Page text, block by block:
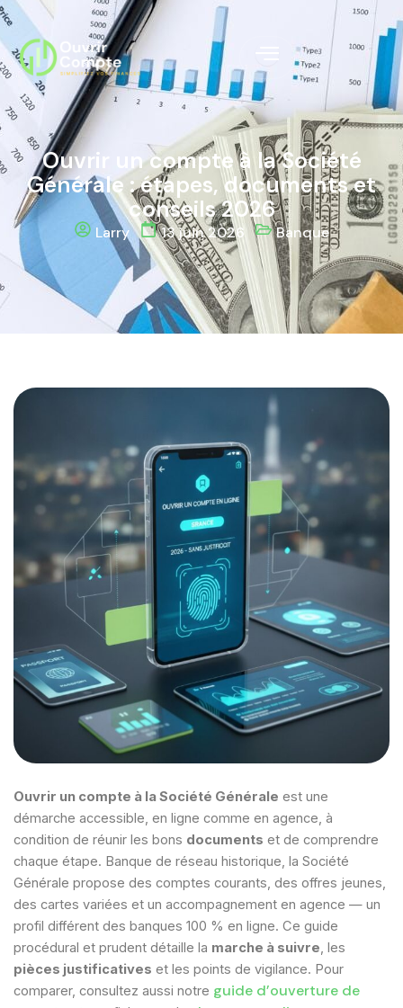
Ouvrir un compte à la Société
Générale : étapes, documents et
conseils 2026
Larry 13 juin 2026 Banque
Ouvrir un compte à la Société Générale est une
démarche accessible, en ligne comme en agence, à
condition de réunir les bons documents et de comprendre
chaque étape. Banque de réseau historique, la Société
Générale propose des comptes courants, des offres jeunes,
des cartes variées et un accompagnement en agence — un
profil différent des banques 100 % en ligne. Ce guide
procédural et prudent détaille la marche à suivre, les
pièces justificatives et les points de vigilance. Pour
comparer, consultez aussi notre guide d’ouverture de